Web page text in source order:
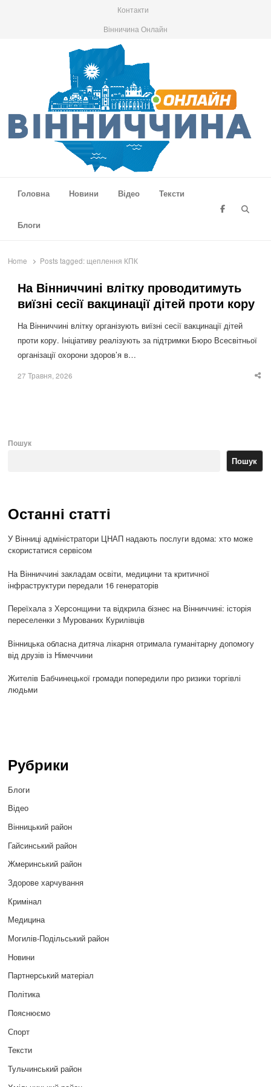
Контакти
Вінничина Онлайн
Головна
Новини Відео Тексти
Блоги
Home Posts tagged: щеплення КПК
На Вінниччині влітку проводитимуть
виїзні сесії вакцинації дітей проти кору
На Вінниччині влітку організують виїзні сесії вакцинації дітей
проти кору. Ініціативу реалізують за підтримки Бюро Всесвітньої
організації охорони здоров’я в…
27 Травня, 2026
Пошук
Пошук
Останні статті
У Вінниці адміністратори ЦНАП надають послуги вдома: хто може
скористатися сервісом
На Вінниччині закладам освіти, медицини та критичної
інфраструктури передали 16 генераторів
Переїхала з Херсонщини та відкрила бізнес на Вінниччині: історія
переселенки з Мурованих Курилівців
Вінницька обласна дитяча лікарня отримала гуманітарну допомогу
від друзів із Німеччини
Жителів Бабчинецької громади попередили про ризики торгівлі
людьми
Рубрики
Блоги
Відео
Вінницький район
Гайсинський район
Жмеринський район
Здорове харчування
Кримінал
Медицина
Могилів-Подільський район
Новини
Партнерський матеріал
Політика
Пояснюємо
Спорт
Тексти
Тульчинський район